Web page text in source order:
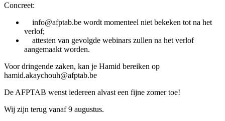
Concreet:
info@afptab.be wordt momenteel niet bekeken tot na het
verlof;
attesten van gevolgde webinars zullen na het verlof
aangemaakt worden.
Voor dringende zaken, kan je Hamid bereiken op
hamid.akaychouh@afptab.be
De AFPTAB wenst iedereen alvast een fijne zomer toe!
Wij zijn terug vanaf 9 augustus.